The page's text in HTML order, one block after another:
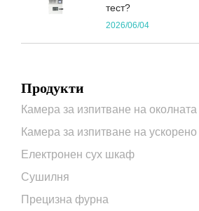
тест?
2026/06/04
Продукти
Камера за изпитване на
Камера за изпитване на ускорено
Електронен сух шкаф
Сушилня
Прецизна фурна